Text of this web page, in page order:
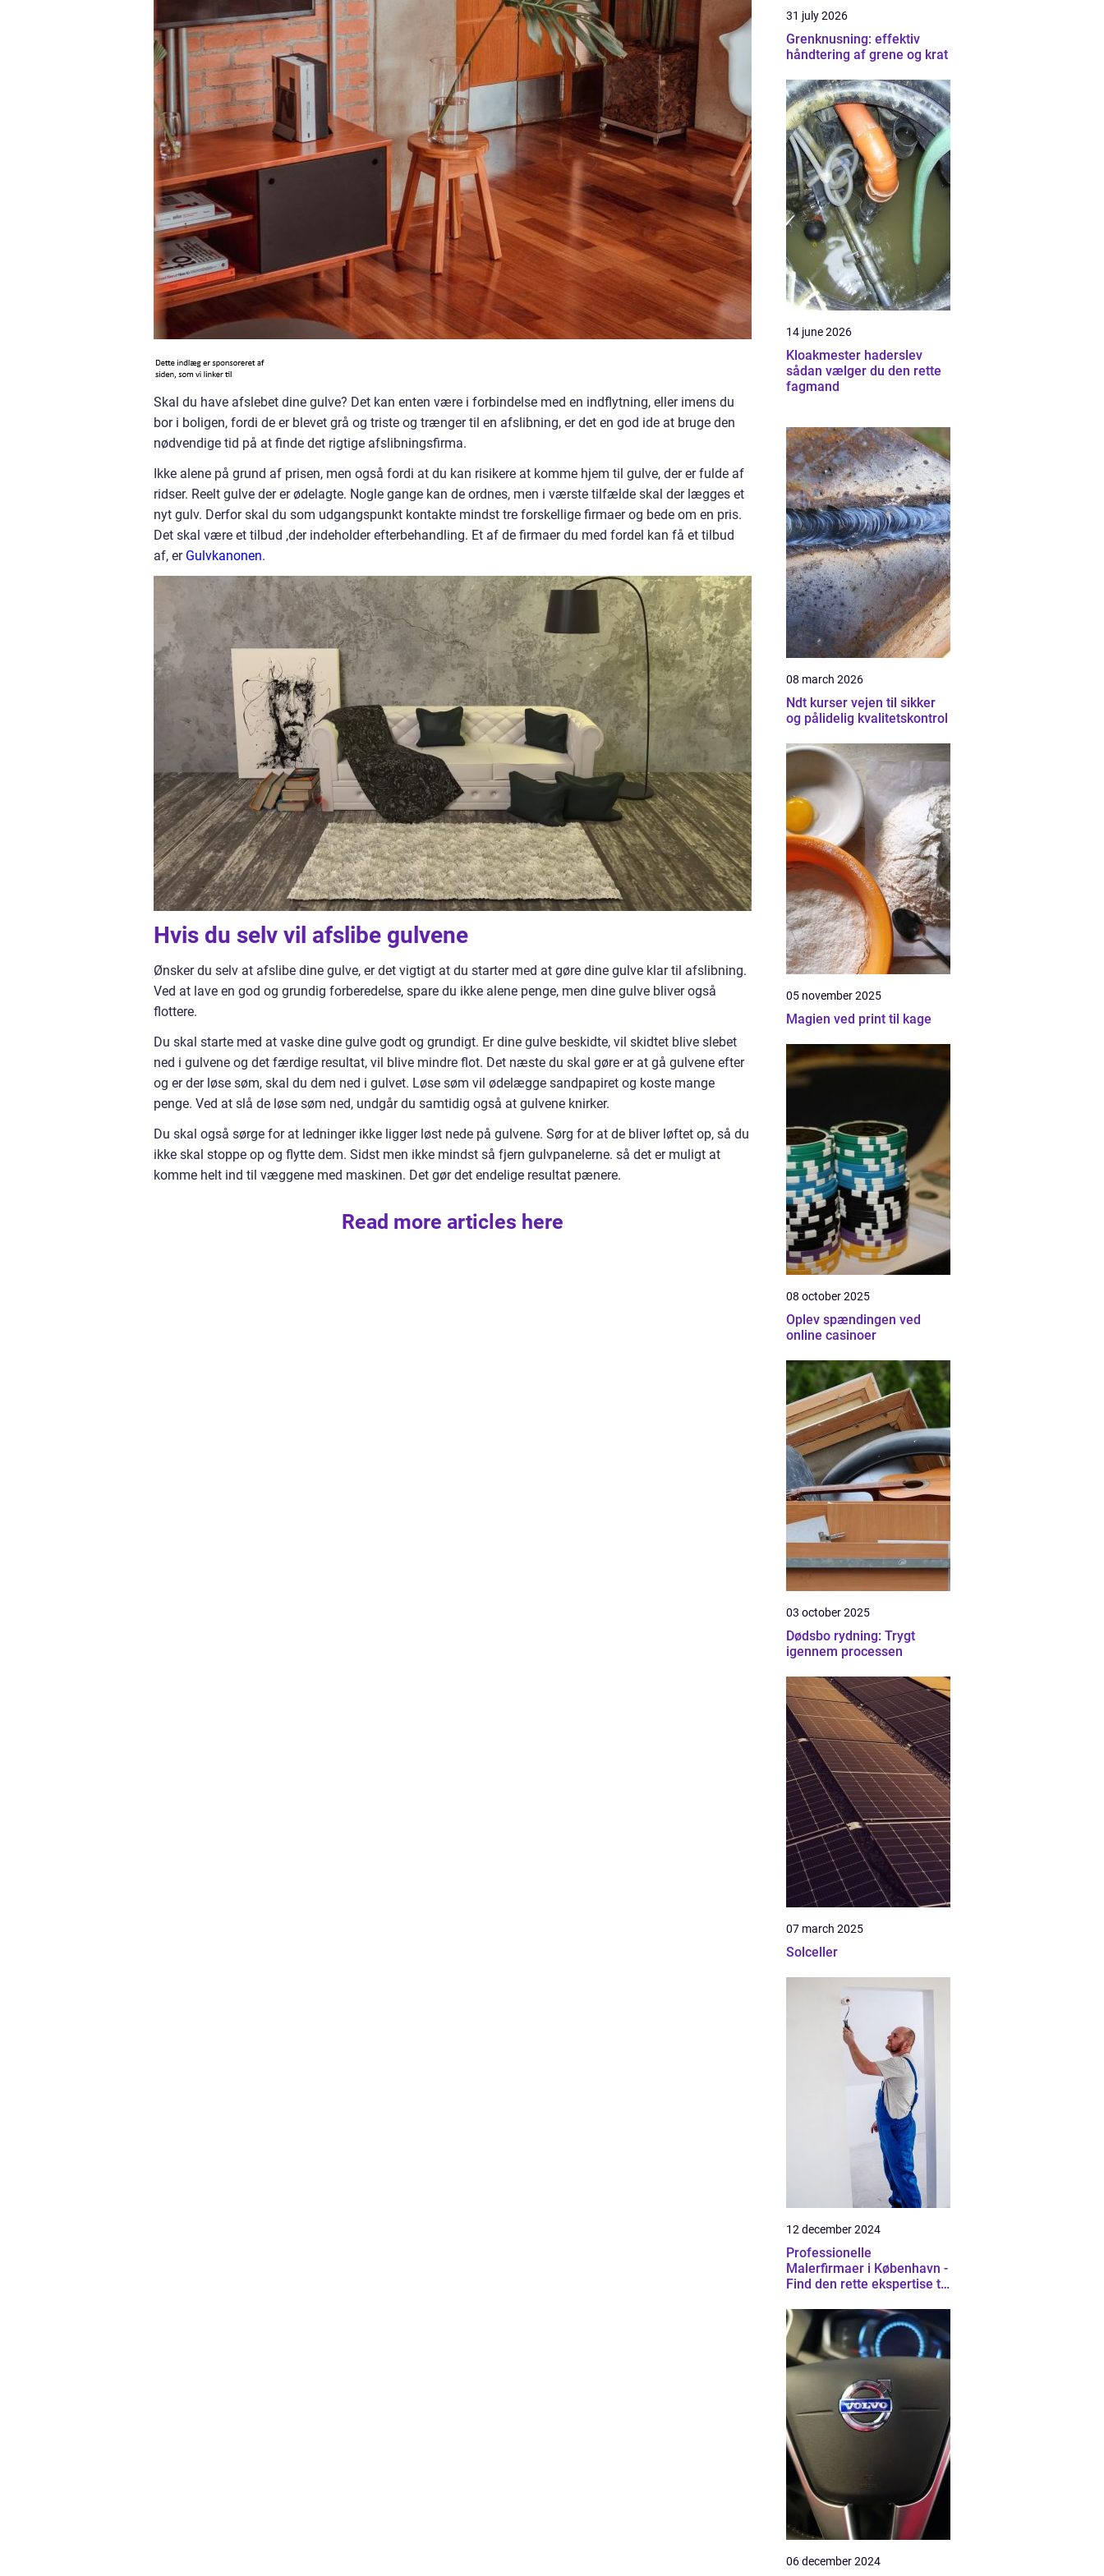
Skal du have afslebet dine gulve? Det kan enten være i forbindelse med en indflytning, eller imens du
bor i boligen, fordi de er blevet grå og triste og trænger til en afslibning, er det en god ide at bruge den
nødvendige tid på at finde det rigtige afslibningsfirma.
Ikke alene på grund af prisen, men også fordi at du kan risikere at komme hjem til gulve, der er fulde af
ridser. Reelt gulve der er ødelagte. Nogle gange kan de ordnes, men i værste tilfælde skal der lægges et
nyt gulv. Derfor skal du som udgangspunkt kontakte mindst tre forskellige firmaer og bede om en pris.
Det skal være et tilbud ,der indeholder efterbehandling. Et af de firmaer du med fordel kan få et tilbud
af, er Gulvkanonen.
Hvis du selv vil afslibe gulvene
Ønsker du selv at afslibe dine gulve, er det vigtigt at du starter med at gøre dine gulve klar til afslibning.
Ved at lave en god og grundig forberedelse, spare du ikke alene penge, men dine gulve bliver også
flottere.
Du skal starte med at vaske dine gulve godt og grundigt. Er dine gulve beskidte, vil skidtet blive slebet
ned i gulvene og det færdige resultat, vil blive mindre flot. Det næste du skal gøre er at gå gulvene efter
og er der løse søm, skal du dem ned i gulvet. Løse søm vil ødelægge sandpapiret og koste mange
penge. Ved at slå de løse søm ned, undgår du samtidig også at gulvene knirker.
Du skal også sørge for at ledninger ikke ligger løst nede på gulvene. Sørg for at de bliver løftet op, så du
ikke skal stoppe op og flytte dem. Sidst men ikke mindst så fjern gulvpanelerne. så det er muligt at
komme helt ind til væggene med maskinen. Det gør det endelige resultat pænere.
Read more articles here
31 july 2026
Grenknusning: effektiv
håndtering af grene og krat
14 june 2026
Kloakmester haderslev
sådan vælger du den rette
fagmand
08 march 2026
Ndt kurser vejen til sikker
og pålidelig kvalitetskontrol
05 november 2025
Magien ved print til kage
08 october 2025
Oplev spændingen ved
online casinoer
03 october 2025
Dødsbo rydning: Trygt
igennem processen
07 march 2025
Solceller
12 december 2024
Professionelle
Malerfirmaer i København -
Find den rette ekspertise til
06 december 2024